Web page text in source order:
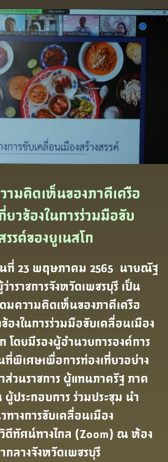
ามคิดเห็นของภาคีเครือ
วข้องในการร่วมมือขับ
รค์ของยูเนสโก
นที่ 23 พฤษภาคม 2565 นายณัฐ
ราชการจังหวัดเพชรบุรี เป็น
มความคิดเห็นของภาคีเครือ
องในการร่วมมือขับเคลื่อนเมือง
โดยมีรองผู้อำนวยการองค์การ
เศษเพื่อการท่องเที่ยวอย่าง
นราชการ ผู้แทนภาครัฐ ภาค
ประกอบการ ร่วมประชุม นำ
างการขับเคลื่อนเมือง
ดีทัศน์ทางไกล (Zoom) ณ ห้อง
ลางจังหวัดเพชรบุรี